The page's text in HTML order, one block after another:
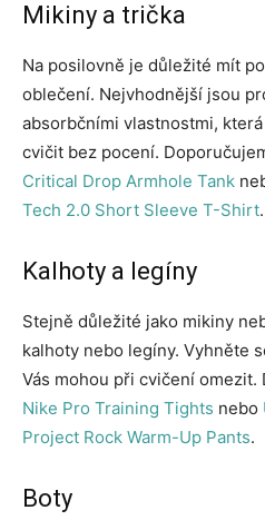
Mikiny a trička
Na posilovně je důležité mít
oblečení. Nejvhodnější jsou
absorbčními vlastnostmi,
cvičit bez pocení.
Critical Drop Armhole Tank
Tech 2.0 Short Sleeve T-Shirt.
Kalhoty a legíny
Stejně důležité jako mikiny
kalhoty nebo legíny. Vyhněte
Vás mohou při cvičení
Nike Pro Training Tights nebo
Project Rock Warm-Up Pants.
Boty